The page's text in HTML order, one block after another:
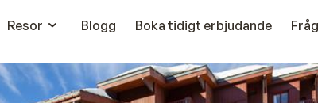
Resor
Blogg Boka tidigt erbjudande